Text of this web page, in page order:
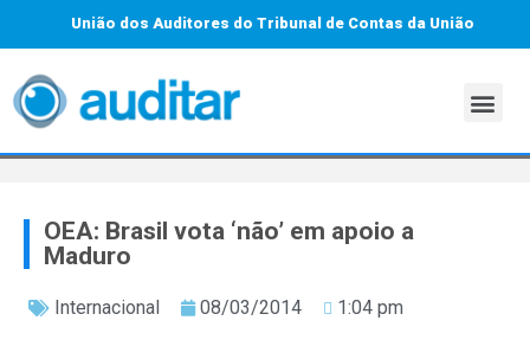
União dos Auditores do Tribunal de Contas da União
OEA: Brasil vota ‘não’ em apoio a
Maduro
Internacional 08/03/2014 1:04 pm